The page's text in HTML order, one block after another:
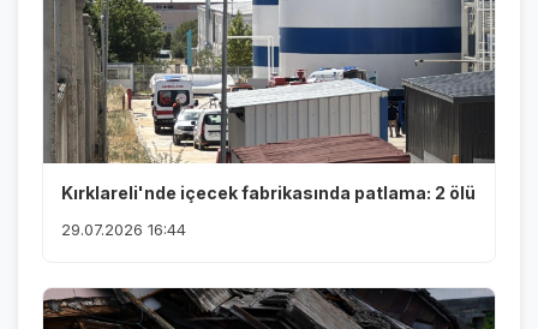
Kırklareli'nde içecek fabrikasında patlama: 2 ölü
29.07.2026 16:44